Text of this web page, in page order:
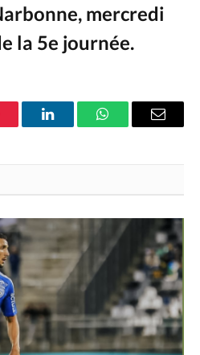
mercredi
la 5e journée.
LinkedInWhatsAppEmail